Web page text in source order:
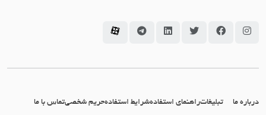
سامانه جاما در اینستاگرام
سامانه جاما در فیسبوک
سامانه جاما در توئیتر
سامانه جاما در لینکداین
سامانه جاما در تلگرام
سامانه جاما در آپارات
درباره ما تبلیغاتراهنمای استفادهشرایط استفادهحریم شخصیتماس با ما